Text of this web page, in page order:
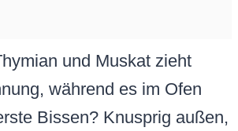
und Muskat zieht
während es im Ofen
Bissen? Knusprig außen,